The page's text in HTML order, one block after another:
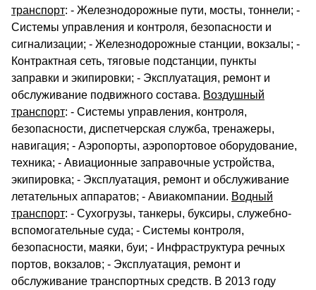
транспорт: - Железнодорожные пути, мосты, тоннели; -
Системы управления и контроля, безопасности и
сигнализации; - Железнодорожные станции, вокзалы; -
Контрактная сеть, тяговые подстанции, пункты
заправки и экипировки; - Эксплуатация, ремонт и
обслуживание подвижного состава. Воздушный
транспорт: - Системы управления, контроля,
безопасности, диспетчерская служба, тренажеры,
навигация; - Аэропорты, аэропортовое оборудование,
техника; - Авиационные заправочные устройства,
экипировка; - Эксплуатация, ремонт и обслуживание
летательных аппаратов; - Авиакомпании. Водный
транспорт: - Сухогрузы, танкеры, буксиры, служебно-
вспомогательные суда; - Системы контроля,
безопасности, маяки, буи; - Инфраструктура речных
портов, вокзалов; - Эксплуатация, ремонт и
обслуживание транспортных средств. В 2013 году